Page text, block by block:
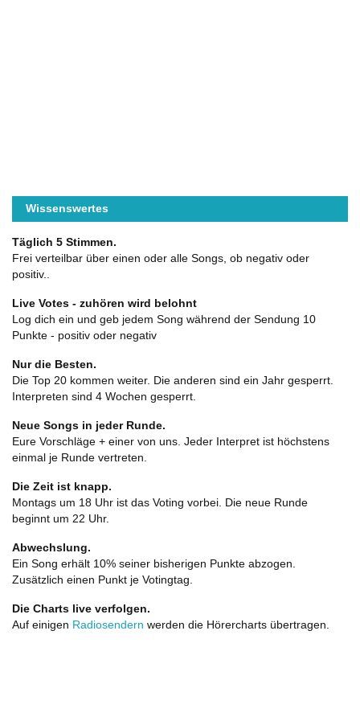
Wissenswertes
Täglich 5 Stimmen.
Frei verteilbar über einen oder alle Songs, ob negativ oder
positiv..
Live Votes - zuhören wird belohnt
Log dich ein und geb jedem Song während der Sendung 10
Punkte - positiv oder negativ
Nur die Besten.
Die Top 20 kommen weiter. Die anderen sind ein Jahr gesperrt.
Interpreten sind 4 Wochen gesperrt.
Neue Songs in jeder Runde.
Eure Vorschläge + einer von uns. Jeder Interpret ist höchstens
einmal je Runde vertreten.
Die Zeit ist knapp.
Montags um 18 Uhr ist das Voting vorbei. Die neue Runde
beginnt um 22 Uhr.
Abwechslung.
Ein Song erhält 10% seiner bisherigen Punkte abzogen.
Zusätzlich einen Punkt je Votingtag.
Die Charts live verfolgen.
Auf einigen Radiosendern werden die Hörercharts übertragen.